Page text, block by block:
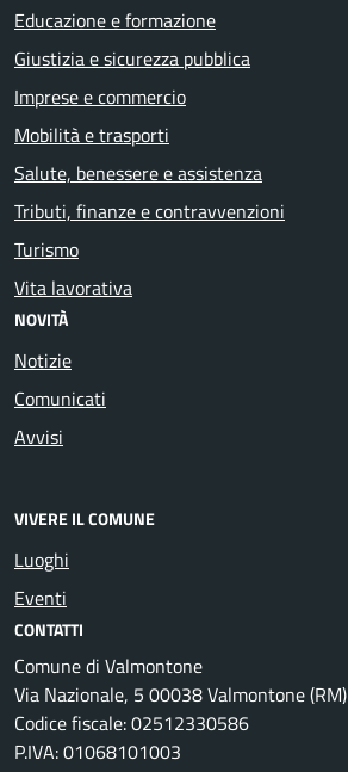
Educazione e formazione
Giustizia e sicurezza pubblica
Imprese e commercio
Mobilità e trasporti
Salute, benessere e assistenza
Tributi, finanze e contravvenzioni
Turismo
Vita lavorativa
NOVITÀ
Notizie
Comunicati
Avvisi
VIVERE IL COMUNE
Luoghi
Eventi
CONTATTI
Comune di Valmontone
Via Nazionale, 5 00038 Valmontone (RM)
Codice fiscale: 02512330586
P.IVA: 01068101003